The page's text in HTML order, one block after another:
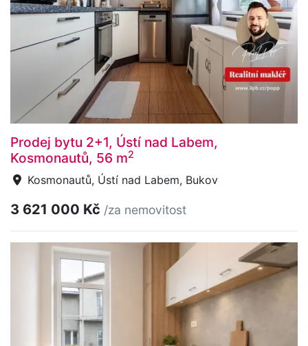
Prodej bytu 2+1, Ústí nad Labem,
Kosmonautů, 56 m2
Kosmonautů, Ústí nad Labem, Bukov
3 621 000 Kč /za nemovitost